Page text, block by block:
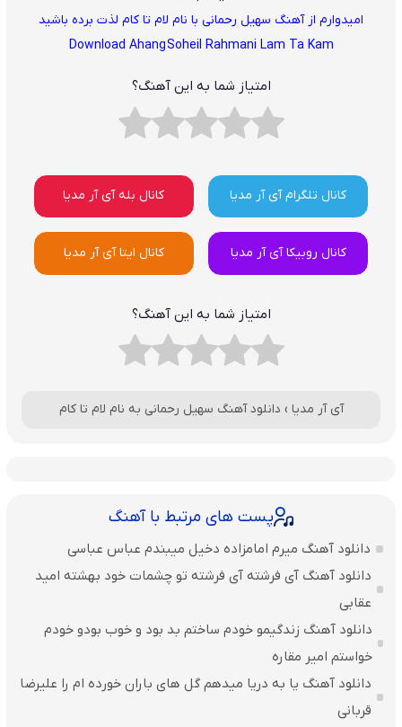
امیدوارم از آهنگ سهیل رحمانی با نام لام تا کام لذت برده باشید
Download Ahang Soheil Rahmani Lam Ta Kam
امتیاز شما به این آهنگ؟
کانال تلگرام آی آر مدیا کانال بله آی آر مدیا
کانال روبیکا آی آر مدیا کانال ایتا آی آر مدیا
امتیاز شما به این آهنگ؟
آی آر مدیا › دانلود آهنگ سهیل رحمانی به نام لام تا کام
پست های مرتبط با آهنگ
دانلود آهنگ میرم امامزاده دخیل میبندم عباس عباسی
دانلود آهنگ آی فرشته آی فرشته تو چشمات خود بهشته امید
عقابی
دانلود آهنگ زندگیمو خودم ساختم بد بود و خوب بودو خودم
خواستم امیر مقاره
دانلود آهنگ یا به دریا میدهم گل های باران‌ خورده ام را علیرضا
قربانی